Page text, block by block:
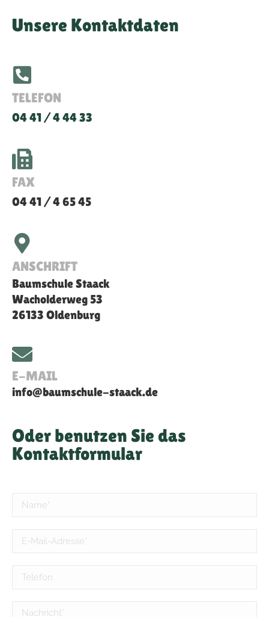
Unsere Kontaktdaten
TELEFON
04 41 / 4 44 33
FAX
04 41 / 4 65 45
ANSCHRIFT
Baumschule Staack
Wacholderweg 53
26133 Oldenburg
E-MAIL
info@baumschule-staack.de
Oder benutzen Sie das
Kontaktformular